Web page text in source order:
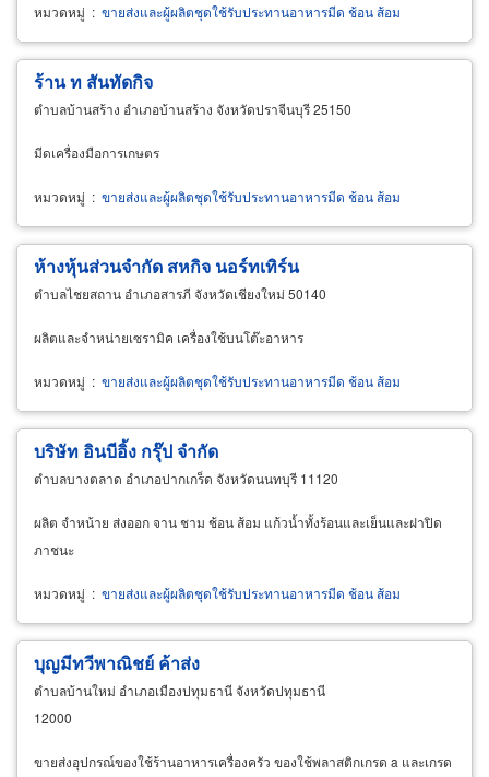
หมวดหมู่ : ขายส่งและผู้ผลิตชุดใช้รับประทานอาหารมีด ช้อน ส้อม
ร้าน ท สันทัดกิจ
ตำบลบ้านสร้าง อำเภอบ้านสร้าง จังหวัดปราจีนบุรี 25150
มีดเครื่องมือการเกษตร
หมวดหมู่ : ขายส่งและผู้ผลิตชุดใช้รับประทานอาหารมีด ช้อน ส้อม
ห้างหุ้นส่วนจำกัด สหกิจ นอร์ทเทิร์น
ตำบลไชยสถาน อำเภอสารภี จังหวัดเชียงใหม่ 50140
ผลิตและจำหน่ายเซรามิค เครื่องใช้บนโต๊ะอาหาร
หมวดหมู่ : ขายส่งและผู้ผลิตชุดใช้รับประทานอาหารมีด ช้อน ส้อม
บริษัท อินบีอิ้ง กรุ๊ป จำกัด
ตำบลบางตลาด อำเภอปากเกร็ด จังหวัดนนทบุรี 11120
ผลิต จำหน้าย ส่งออก จาน ชาม ช้อน ส้อม แก้วน้ำทั้งร้อนและเย็นและฝาปิด
ภาชนะ
หมวดหมู่ : ขายส่งและผู้ผลิตชุดใช้รับประทานอาหารมีด ช้อน ส้อม
บุญมีทวีพาณิชย์ ค้าส่ง
ตำบลบ้านใหม่ อำเภอเมืองปทุมธานี จังหวัดปทุมธานี
12000
ขายส่งอุปกรณ์ของใช้ร้านอาหารเครื่องครัว ของใช้พลาสติกเกรด a และเกรด